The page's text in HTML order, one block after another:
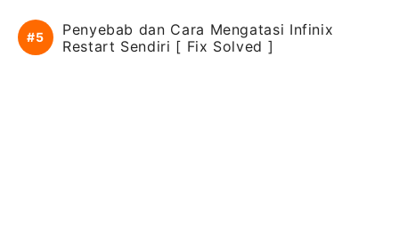
Penyebab dan Cara Mengatasi Infinix
Restart Sendiri [ Fix Solved ]